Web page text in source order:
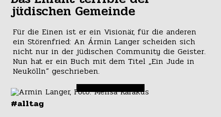
jüdischen Gemeinde
Für die Einen ist er ein Visionär, für die anderen
ein Störenfried: An Ármin Langer scheiden sich
nicht nur in der jüdischen Community die Geister.
Nun hat er ein Buch mit dem Titel „Ein Jude in
Neukölln“ geschrieben.
#alltag